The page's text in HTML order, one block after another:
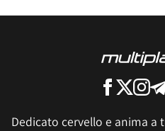
Dedicato cervello e anima